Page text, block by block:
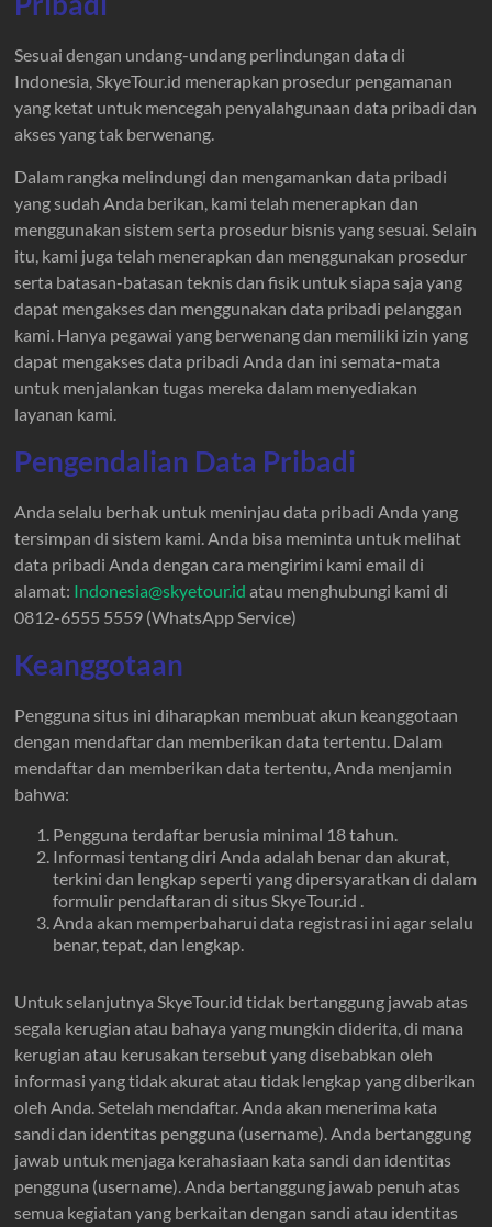
Sesuai dengan undang-undang perlindungan data di
Indonesia, SkyeTour.id menerapkan prosedur pengamanan
yang ketat untuk mencegah penyalahgunaan data pribadi dan
akses yang tak berwenang.
Dalam rangka melindungi dan mengamankan data pribadi
yang sudah Anda berikan, kami telah menerapkan dan
menggunakan sistem serta prosedur bisnis yang sesuai. Selain
itu, kami juga telah menerapkan dan menggunakan prosedur
serta batasan-batasan teknis dan fisik untuk siapa saja yang
dapat mengakses dan menggunakan data pribadi pelanggan
kami. Hanya pegawai yang berwenang dan memiliki izin yang
dapat mengakses data pribadi Anda dan ini semata-mata
untuk menjalankan tugas mereka dalam menyediakan
layanan kami.
Pengendalian Data Pribadi
Anda selalu berhak untuk meninjau data pribadi Anda yang
tersimpan di sistem kami. Anda bisa meminta untuk melihat
data pribadi Anda dengan cara mengirimi kami email di
alamat: Indonesia@skyetour.id atau menghubungi kami di
0812-6555 5559 (WhatsApp Service)
Keanggotaan
Pengguna situs ini diharapkan membuat akun keanggotaan
dengan mendaftar dan memberikan data tertentu. Dalam
mendaftar dan memberikan data tertentu, Anda menjamin
bahwa:
Pengguna terdaftar berusia minimal 18 tahun.
Informasi tentang diri Anda adalah benar dan akurat,
terkini dan lengkap seperti yang dipersyaratkan di dalam
formulir pendaftaran di situs SkyeTour.id .
Anda akan memperbaharui data registrasi ini agar selalu
benar, tepat, dan lengkap.
Untuk selanjutnya SkyeTour.id tidak bertanggung jawab atas
segala kerugian atau bahaya yang mungkin diderita, di mana
kerugian atau kerusakan tersebut yang disebabkan oleh
informasi yang tidak akurat atau tidak lengkap yang diberikan
oleh Anda. Setelah mendaftar. Anda akan menerima kata
sandi dan identitas pengguna (username). Anda bertanggung
jawab untuk menjaga kerahasiaan kata sandi dan identitas
pengguna (username). Anda bertanggung jawab penuh atas
semua kegiatan yang berkaitan dengan sandi atau identitas